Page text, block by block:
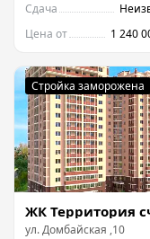
Сдача
Цена от
1 240
ул.Домбайская ,10